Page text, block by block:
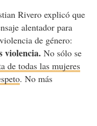
Rivero explicó que
alentador para
de género:
violencia. No sólo se
de todas las mujeres
. No más